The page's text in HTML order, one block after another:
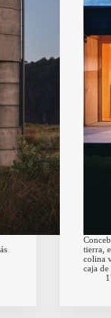
tierra,
colina
caja de